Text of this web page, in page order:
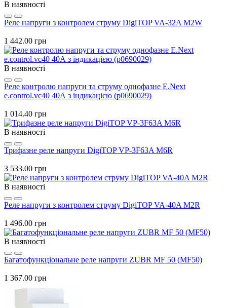
В наявності
Реле напруги з контролем струму DigiTOP VA-32A M2W
1 442.00 грн
В наявності
Реле контролю напруги та струму однофазне E.Next
e.control.vc40 40А з індикацією (p0690029)
1 014.40 грн
В наявності
Трифазне реле напруги DigiTOP VP-3F63A M6R
3 533.00 грн
В наявності
Реле напруги з контролем струму DigiTOP VA-40A M2R
1 496.00 грн
В наявності
Багатофункціональне реле напруги ZUBR MF 50 (MF50)
1 367.00 грн